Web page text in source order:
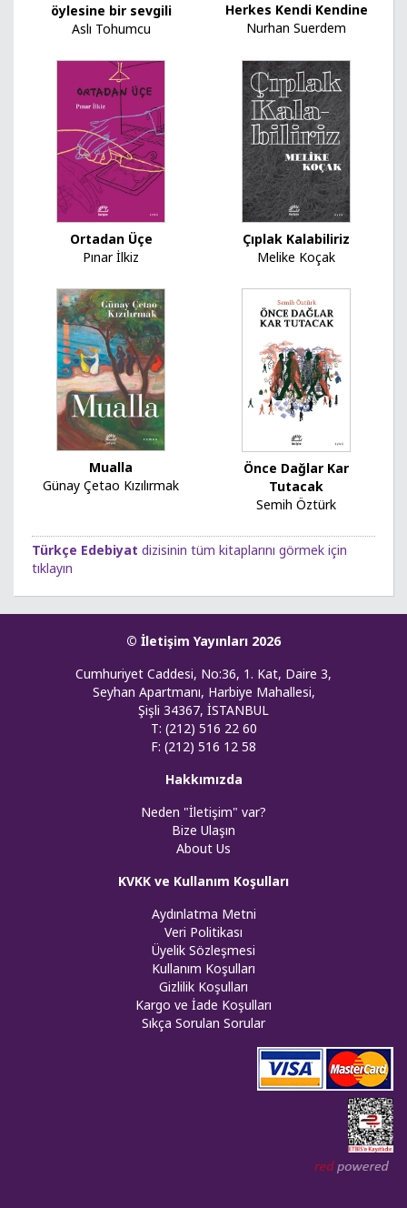
öylesine bir sevgili
Aslı Tohumcu
Herkes Kendi Kendine
Nurhan Suerdem
Ortadan Üçe
Pınar İlkiz
Çıplak Kalabiliriz
Melike Koçak
Mualla
Günay Çetao Kızılırmak
Önce Dağlar Kar
Tutacak
Semih Öztürk
Türkçe Edebiyat dizisinin tüm kitaplarını görmek için
tıklayın
© İletişim Yayınları 2026
Cumhuriyet Caddesi, No:36, 1. Kat, Daire 3,
Seyhan Apartmanı, Harbiye Mahallesi,
Şişli 34367, İSTANBUL
T: (212) 516 22 60
F: (212) 516 12 58
Hakkımızda
Neden "İletişim" var?
Bize Ulaşın
About Us
KVKK ve Kullanım Koşulları
Aydınlatma Metni
Veri Politikası
Üyelik Sözleşmesi
Kullanım Koşulları
Gizlilik Koşulları
Kargo ve İade Koşulları
Sıkça Sorulan Sorular
Web